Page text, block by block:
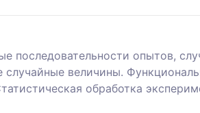
последовательности опытов,
величины.
обработка